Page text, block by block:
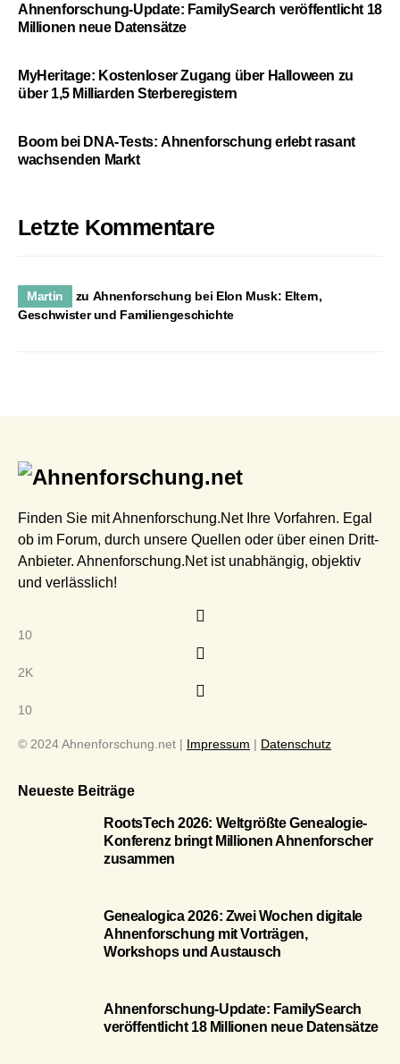
Ahnenforschung-Update: FamilySearch veröffentlicht 18
Millionen neue Datensätze
MyHeritage: Kostenloser Zugang über Halloween zu
über 1,5 Milliarden Sterberegistern
Boom bei DNA-Tests: Ahnenforschung erlebt rasant
wachsenden Markt
Letzte Kommentare
Martin zu Ahnenforschung bei Elon Musk: Eltern,
Geschwister und Familiengeschichte
Finden Sie mit Ahnenforschung.Net Ihre Vorfahren. Egal
ob im Forum, durch unsere Quellen oder über einen Dritt-
Anbieter. Ahnenforschung.Net ist unabhängig, objektiv
und verlässlich!
10
2K
10
© 2024 Ahnenforschung.net | Impressum | Datenschutz
Neueste Beiträge
RootsTech 2026: Weltgrößte Genealogie-
Konferenz bringt Millionen Ahnenforscher
zusammen
Genealogica 2026: Zwei Wochen digitale
Ahnenforschung mit Vorträgen,
Workshops und Austausch
Ahnenforschung-Update: FamilySearch
veröffentlicht 18 Millionen neue Datensätze